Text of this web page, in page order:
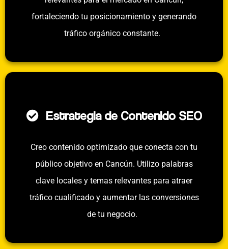
fortaleciendo tu posicionamiento y generando
tráfico orgánico constante.
Estrategia de Contenido SEO
Creo contenido optimizado que conecta con tu
público objetivo en Cancún. Utilizo palabras
clave locales y temas relevantes para atraer
tráfico cualificado y aumentar las conversiones
de tu negocio.